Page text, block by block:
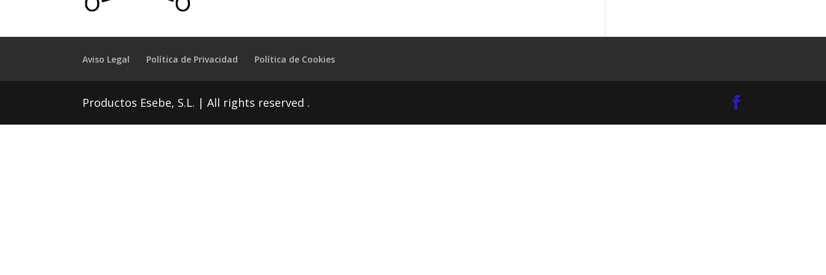
Aviso Legal Política de Privacidad Política de Cookies
Productos Esebe, S.L. | All rights reserved .